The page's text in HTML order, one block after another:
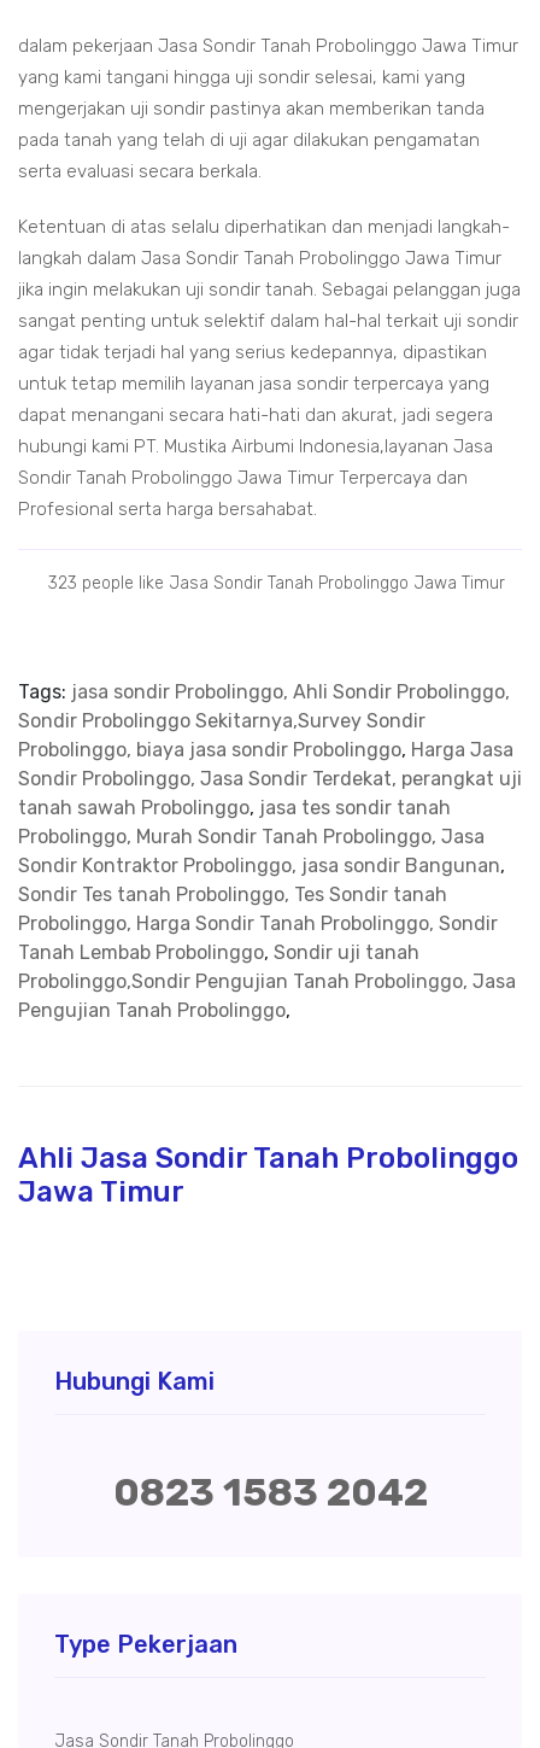
dalam pekerjaan Jasa Sondir Tanah Probolinggo Jawa Timur
yang kami tangani hingga uji sondir selesai, kami yang
mengerjakan uji sondir pastinya akan memberikan tanda
pada tanah yang telah di uji agar dilakukan pengamatan
serta evaluasi secara berkala.
Ketentuan di atas selalu diperhatikan dan menjadi langkah-
langkah dalam Jasa Sondir Tanah Probolinggo Jawa Timur
jika ingin melakukan uji sondir tanah. Sebagai pelanggan juga
sangat penting untuk selektif dalam hal-hal terkait uji sondir
agar tidak terjadi hal yang serius kedepannya, dipastikan
untuk tetap memilih layanan jasa sondir terpercaya yang
dapat menangani secara hati-hati dan akurat, jadi segera
hubungi kami PT. Mustika Airbumi Indonesia,layanan Jasa
Sondir Tanah Probolinggo Jawa Timur Terpercaya dan
Profesional serta harga bersahabat.
323 people like Jasa Sondir Tanah Probolinggo Jawa Timur
Tags: jasa sondir Probolinggo, Ahli Sondir Probolinggo,
Sondir Probolinggo Sekitarnya,Survey Sondir
Probolinggo, biaya jasa sondir Probolinggo, Harga Jasa
Sondir Probolinggo, Jasa Sondir Terdekat, perangkat uji
tanah sawah Probolinggo, jasa tes sondir tanah
Probolinggo, Murah Sondir Tanah Probolinggo, Jasa
Sondir Kontraktor Probolinggo, jasa sondir Bangunan,
Sondir Tes tanah Probolinggo, Tes Sondir tanah
Probolinggo, Harga Sondir Tanah Probolinggo, Sondir
Tanah Lembab Probolinggo, Sondir uji tanah
Probolinggo,Sondir Pengujian Tanah Probolinggo, Jasa
Pengujian Tanah Probolinggo,
Ahli Jasa Sondir Tanah Probolinggo
Jawa Timur
Hubungi Kami
0823 1583 2042
Type Pekerjaan
Jasa Sondir Tanah Probolinggo